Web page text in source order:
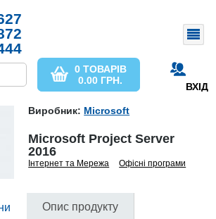
ВХІД
0 ТОВАРІВ
0.00 ГРН.
Виробник: Microsoft
Microsoft Project Server
2016
Інтернет та Мережа Офісні програми
Опис продукту